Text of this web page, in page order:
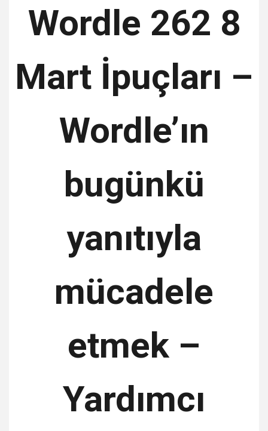
Wordle 262 8
Mart İpuçları –
Wordle’ın
bugünkü
yanıtıyla
mücadele
etmek –
Yardımcı